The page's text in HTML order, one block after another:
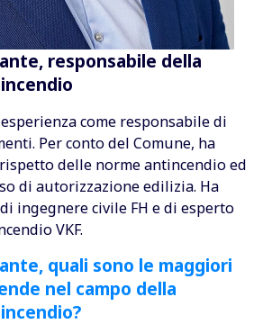
responsabile della
come responsabile di
Per conto del Comune, ha
delle norme antincendio ed
di autorizzazione edilizia. Ha
ingegnere civile FH e di esperto
VKF.
quali sono le maggiori
nel campo della